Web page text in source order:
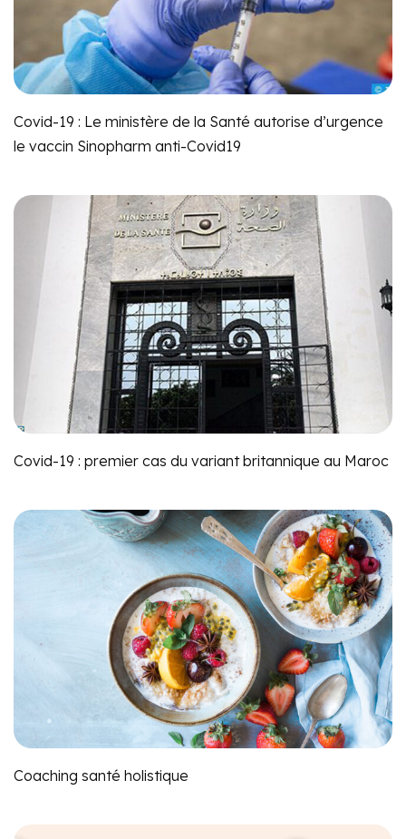
Covid-19 : Le ministère de la Santé autorise d’urgence
le vaccin Sinopharm anti-Covid19
Covid-19 : premier cas du variant britannique au Maroc
Coaching santé holistique